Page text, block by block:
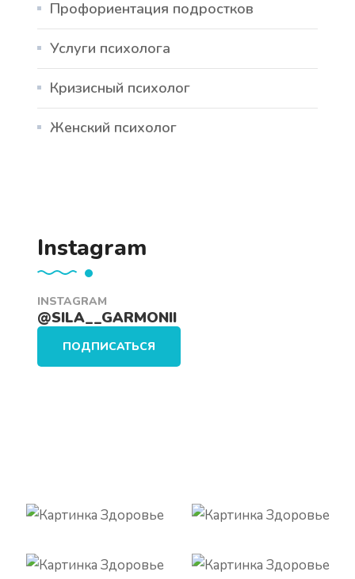
Профориентация подростков
Услуги психолога
Кризисный психолог
Женский психолог
Instagram
INSTAGRAM
@SILA__GARMONII
ПОДПИСАТЬСЯ